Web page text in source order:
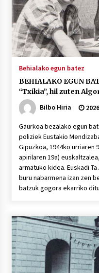
Behialako egun batez
BEHIALAKO EGUN
“Txikia”, hil zuten
Bilbo Hiria
Gaurkoa bezalako egun
poliziek Eustakio
Gipuzkoa, 1944ko urriaren
apirilaren 19a)
armatuko kidea. Euskadi
buru nabarmena izan zen
batzuk gogora ekarriko